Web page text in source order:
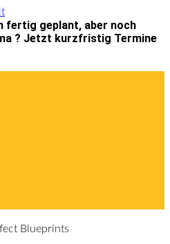
fertig geplant, aber noch
? Jetzt kurzfristig Termine
Blueprints